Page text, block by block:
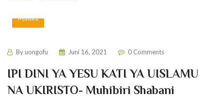
Mjadala
Byuongofu Juni 16, 2021 0 Comments
IPI DINI YA YESU KATI YA UISLAMU
NA UKIRISTO- Muhibiri Shabani